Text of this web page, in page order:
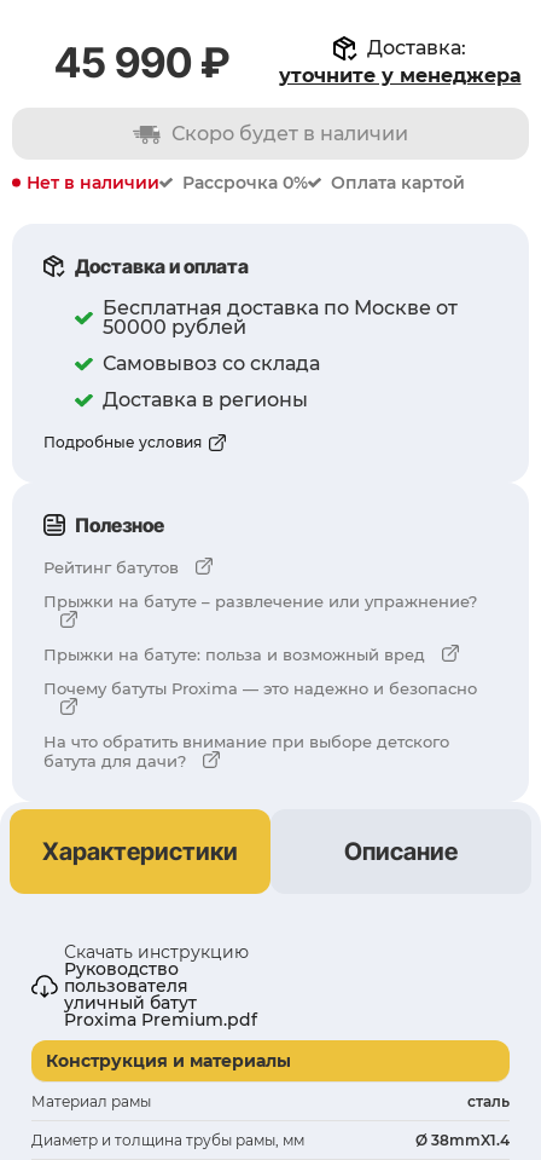
45 990 ₽
Доставка:
уточните у менеджера
Скоро будет в наличии
Нет в наличии Рассрочка 0% Оплата картой
Доставка и оплата
Бесплатная доставка по Москве от
50000 рублей
Самовывоз со склада
Доставка в регионы
Подробные условия
Полезное
Рейтинг батутов
Прыжки на батуте – развлечение или упражнение?
Прыжки на батуте: польза и возможный вред
Почему батуты Proxima — это надежно и безопасно
На что обратить внимание при выборе детского
батута для дачи?
Характеристики Описание
Скачать инструкцию
Руководство
пользователя
уличный батут
Proxima Premium.pdf
Конструкция и материалы
Материал рамы сталь
Диаметр и толщина трубы рамы, мм Ø 38mmX1.4